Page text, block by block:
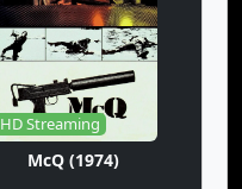
HD Streaming
McQ (1974)